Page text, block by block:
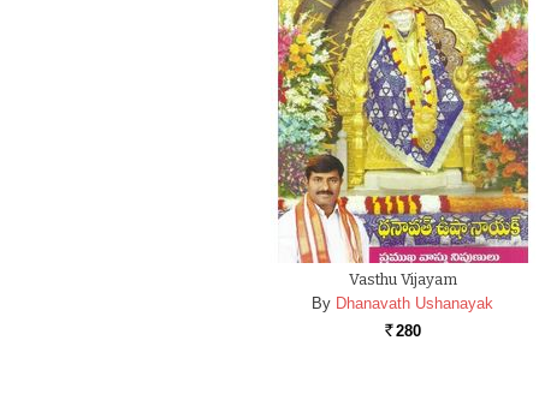
Vasthu Vijayam
By Dhanavath Ushanayak
Rs. 280